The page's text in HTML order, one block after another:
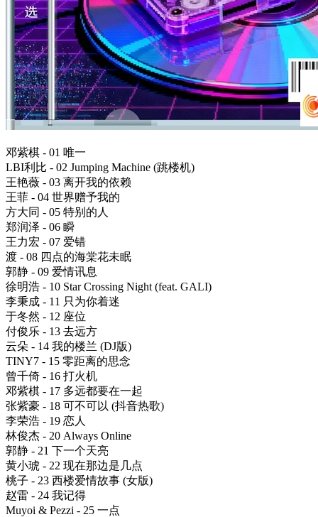
邓紫棋 - 01 唯一
LBI利比 - 02 Jumping Machine (跳楼机)
王艳薇 - 03 离开我的依赖
王菲 - 04 世界赠予我的
方大同 - 05 特别的人
郑润泽 - 06 瞬
王力宏 - 07 爱错
渡 - 08 四点的海棠花未眠
郭静 - 09 爱情讯息
徐明浩 - 10 Star Crossing Night (feat. GALI)
李秉成 - 11 只为你着迷
于冬然 - 12 座位
付俊乐 - 13 去远方
云朵 - 14 我的楼兰 (DJ版)
TINY7 - 15 零距离的思念
曾千倚 - 16 打火机
邓紫棋 - 17 多远都要在一起
张紫豪 - 18 可不可以 (抖音热歌)
李荣浩 - 19 恋人
林俊杰 - 20 Always Online
郭静 - 21 下一个天亮
黄小琥 - 22 现在那边是几点
桃子 - 23 西楼爱情故事 (女版)
赵雷 - 24 我记得
Muyoi & Pezzi - 25 一点